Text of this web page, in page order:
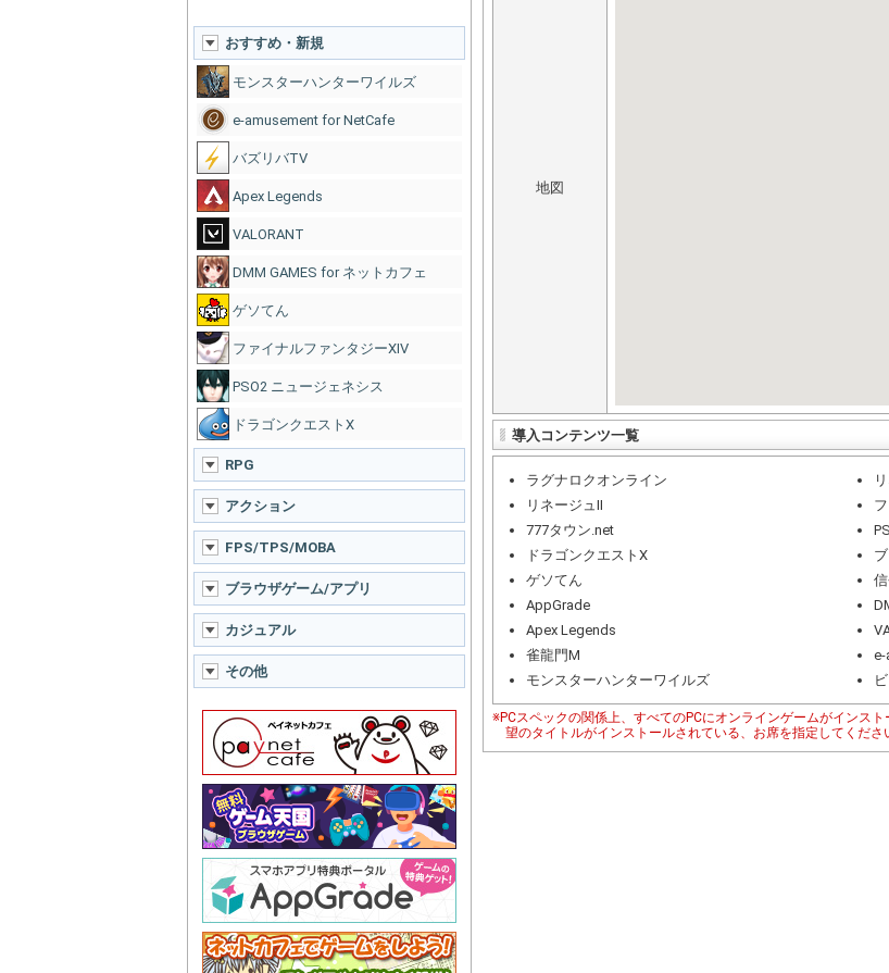
おすすめ・新規
モンスターハンターワイルズ
e-amusement for NetCafe
バズリバTV
Apex Legends
VALORANT
DMM GAMES for ネットカフェ
ゲソてん
ファイナルファンタジーXIV
PSO2 ニュージェネシス
ドラゴンクエストX
RPG
アクション
FPS/TPS/MOBA
ブラウザゲーム/アプリ
カジュアル
その他
地図
導入コンテンツ一覧
ラグナロクオンライン
リネージュII
777タウン.net
ドラゴンクエストX
ゲソてん
AppGrade
Apex Legends
雀龍門M
e-
モンスターハンターワイルズ
※PCスペックの関係上、すべてのPCにオンラインゲームがインス
望のタイトルがインストールされている、お席を指定してくださ